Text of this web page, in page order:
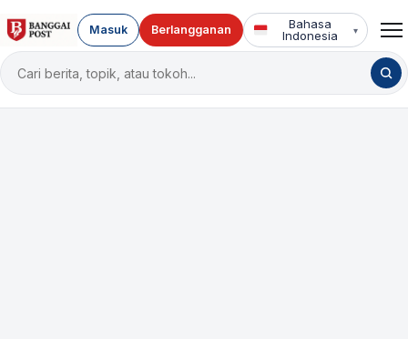
Cari
berita
Masuk Berlangganan
Bahasa
Indonesia
▾